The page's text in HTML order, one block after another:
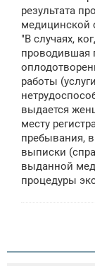
результата
медицинской
"В случаях,
проводившая
работы
выдается
месту
пребывания,
выписки
выданной
процедуры